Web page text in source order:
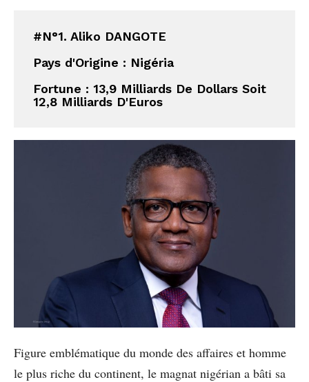
#N°1. Aliko DANGOTE
Pays d'Origine : Nigéria
Fortune : 13,9 Milliards De Dollars Soit
12,8 Milliards D'Euros
Figure emblématique du monde des affaires et homme
le plus riche du continent, le magnat nigérian a bâti sa